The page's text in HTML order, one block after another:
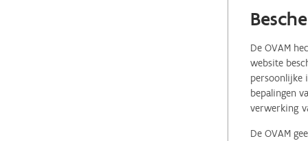
De OVAM
website
persoonlijke
bepalingen
verwerking
De OVAM